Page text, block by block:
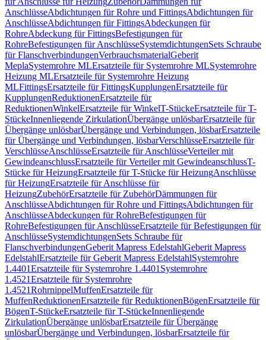
AnschlüsseAbdichtungen für Rohre und FittingsAbdichtungen für
AnschlüsseAbdichtungen für FittingsAbdeckungen für
RohreAbdeckung für FittingsBefestigungen für
RohreBefestigungen für AnschlüsseSystemdichtungenSets Schraube
für FlanschverbindungenVerbrauchsmaterialGeberit
MeplaSystemrohre MLErsatzteile für Systemrohre MLSystemrohre
Heizung MLErsatzteile für Systemrohre Heizung
MLFittingsErsatzteile für FittingsKupplungenErsatzteile für
KupplungenReduktionenErsatzteile für
ReduktionenWinkelErsatzteile für WinkelT-StückeErsatzteile für T-
StückeInnenliegende ZirkulationÜbergänge unlösbarErsatzteile für
Übergänge unlösbarÜbergänge und Verbindungen, lösbarErsatzteile
für Übergänge und Verbindungen, lösbarVerschlüsseErsatzteile für
VerschlüsseAnschlüsseErsatzteile für AnschlüsseVerteiler mit
GewindeanschlussErsatzteile für Verteiler mit GewindeanschlussT-
Stücke für HeizungErsatzteile für T-Stücke für HeizungAnschlüsse
für HeizungErsatzteile für Anschlüsse für
HeizungZubehörErsatzteile für ZubehörDämmungen für
AnschlüsseAbdichtungen für Rohre und FittingsAbdichtungen für
AnschlüsseAbdeckungen für RohreBefestigungen für
RohreBefestigungen für AnschlüsseErsatzteile für Befestigungen für
AnschlüsseSystemdichtungenSets Schraube für
FlanschverbindungenGeberit Mapress EdelstahlGeberit Mapress
EdelstahlErsatzteile für Geberit Mapress EdelstahlSystemrohre
1.4401Ersatzteile für Systemrohre 1.4401 Systemrohre
1.4521Ersatzteile für Systemrohre
1.4521RohrnippelMuffenErsatzteile für
MuffenReduktionenErsatzteile für ReduktionenBögenErsatzteile für
BögenT-StückeErsatzteile für T-StückeInnenliegende
ZirkulationÜbergänge unlösbarErsatzteile für Übergänge
unlösbarÜbergänge und Verbindungen, lösbarErsatzteile für